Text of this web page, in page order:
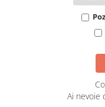
Toamna și Halloween
Ai nevoie